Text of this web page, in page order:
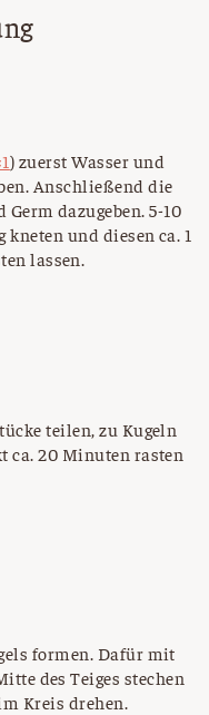
) zuerst Wasser und
Anschließend die
dazugeben. 5-10
und diesen ca. 1
lassen.
teilen, zu Kugeln
ca. 20 Minuten rasten
formen. Dafür mit
des Teiges stechen
Kreis drehen.